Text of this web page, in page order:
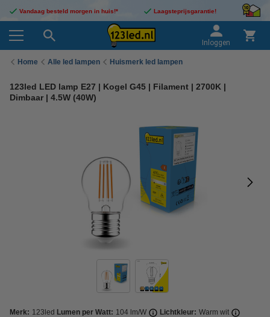
Vandaag besteld morgen in huis!* Laagsteprijsgarantie!
Inloggen
Home Alle led lampen Huismerk led lampen
123led LED lamp E27 | Kogel G45 | Filament | 2700K |
Dimbaar | 4.5W (40W)
Merk: 123led Lumen per Watt: 104 lm/W Lichtkleur: Warm wit